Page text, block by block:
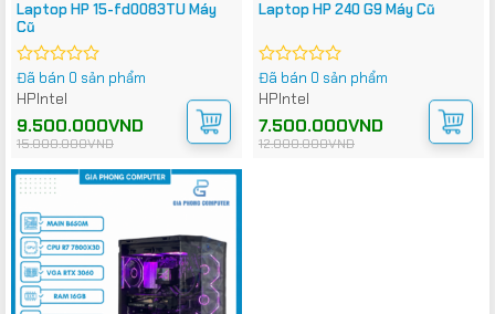
Laptop HP 15-fd0083TU Máy
Cũ
Được
xếp
0
5
Đã bán 0 sản phẩm
HPIntel
15.000.000VND
Giá
gốc
là:
9.500.000VND
Giá
hiện
tại
9.500.000VND.
Laptop HP 240 G9 Máy Cũ
Được
xếp
0
5
Đã bán 0 sản phẩm
HPIntel
12.000.000VND
Giá
gốc
là:
7.500.000VND
Giá
hiện
tại